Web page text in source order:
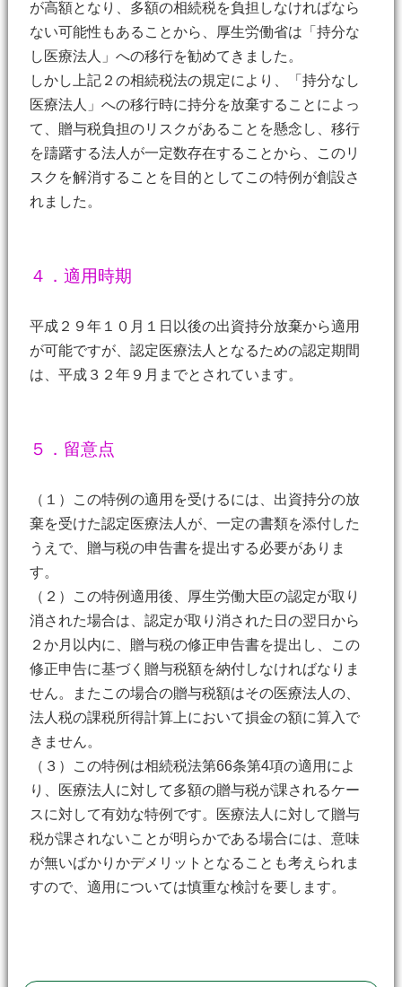
が高額となり、多額の相続税を負担しなければなら
ない可能性もあることから、厚生労働省は「持分な
し医療法人」への移行を勧めてきました。
しかし上記２の相続税法の規定により、「持分なし
医療法人」への移行時に持分を放棄することによっ
て、贈与税負担のリスクがあることを懸念し、移行
を躊躇する法人が一定数存在することから、このリ
スクを解消することを目的としてこの特例が創設さ
れました。
４．適用時期
平成２９年１０月１日以後の出資持分放棄から適用
が可能ですが、認定医療法人となるための認定期間
は、平成３２年９月までとされています。
５．留意点
（１）この特例の適用を受けるには、出資持分の放
棄を受けた認定医療法人が、一定の書類を添付した
うえで、贈与税の申告書を提出する必要がありま
す。
（２）この特例適用後、厚生労働大臣の認定が取り
消された場合は、認定が取り消された日の翌日から
２か月以内に、贈与税の修正申告書を提出し、この
修正申告に基づく贈与税額を納付しなければなりま
せん。またこの場合の贈与税額はその医療法人の、
法人税の課税所得計算上において損金の額に算入で
きません。
（３）この特例は相続税法第66条第4項の適用によ
り、医療法人に対して多額の贈与税が課されるケー
スに対して有効な特例です。医療法人に対して贈与
税が課されないことが明らかである場合には、意味
が無いばかりかデメリットとなることも考えられま
すので、適用については慎重な検討を要します。